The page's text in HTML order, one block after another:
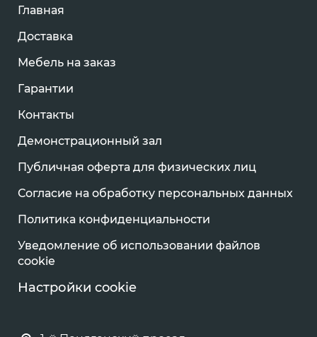
Главная
Доставка
Мебель на заказ
Гарантии
Контакты
Демонстрационный зал
Публичная оферта для физических лиц
Согласие на обработку персональных данных
Политика конфиденциальности
Уведомление об использовании файлов
cookie
Настройки cookie